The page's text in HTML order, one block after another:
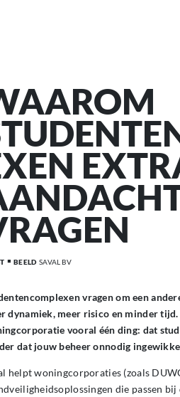
BEELD SAVAL BV
vragen om een
dynamiek, meer risico en minder
vooral één ding: dat
dat jouw beheer onnodig
helpt woningcorporaties (zoals
die passen